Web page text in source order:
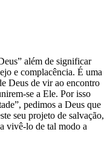
além de significar
e complacência. É uma
Deus de vir ao encontro
se a Ele. Por isso
pedimos a Deus que
seu projeto de salvação,
vivê-lo de tal modo a